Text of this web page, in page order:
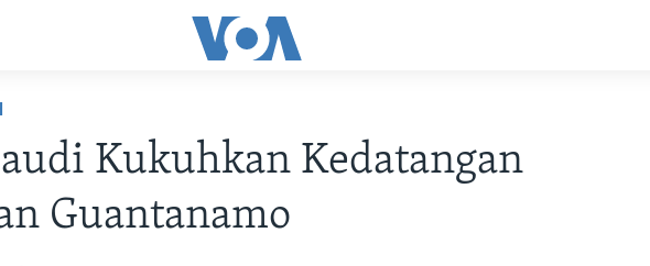
Kukuhkan Kedatangan
Guantanamo